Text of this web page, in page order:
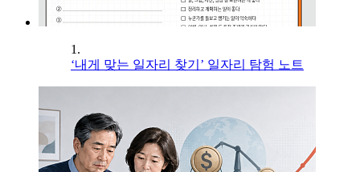
1.
‘내게 맞는 일자리 찾기’ 일자리 탐험 노트